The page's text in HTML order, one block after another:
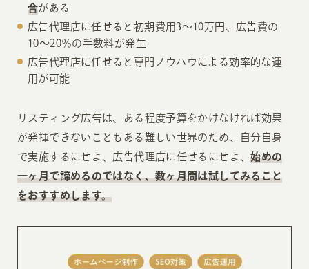
合がある
広告代理店に任せると初期費用3〜10万円、広告費の
10〜20％の手数料が発生
広告代理店に任せると専門ノウハウによる効率的な運
用が可能
リスティング広告は、ある程度予算をかけなければ効果
が発揮できないこともある難しい世界のため、自分自身
で実施するにせよ、広告代理店に任せるにせよ、始めの
一ヶ月で諦めるのではなく、数ヶ月間は試してみること
をおすすめします。